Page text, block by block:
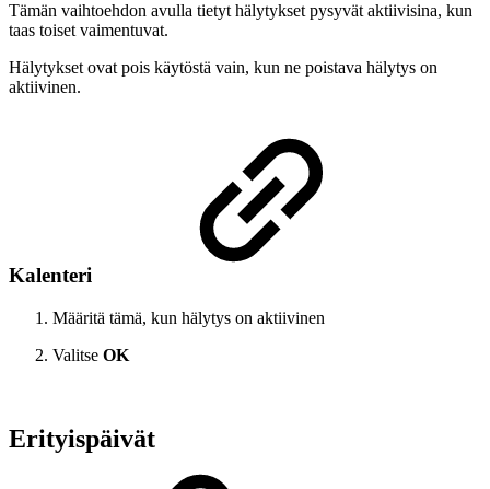
Tämän vaihtoehdon avulla tietyt hälytykset pysyvät aktiivisina, kun
taas toiset vaimentuvat.
Hälytykset ovat pois käytöstä vain, kun ne poistava hälytys on
aktiivinen.
Kalenteri
Määritä tämä, kun hälytys on aktiivinen
Valitse OK
Erityispäivät